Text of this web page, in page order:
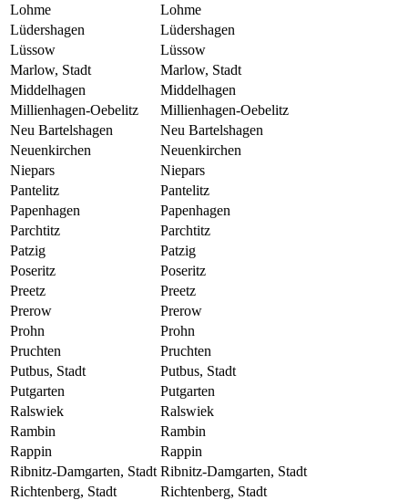
Lohme
Lohme
Lüdershagen
Lüdershagen
Lüssow
Lüssow
Marlow, Stadt
Marlow, Stadt
Middelhagen
Middelhagen
Millienhagen-Oebelitz
Millienhagen-Oebelitz
Neu Bartelshagen
Neu Bartelshagen
Neuenkirchen
Neuenkirchen
Niepars
Niepars
Pantelitz
Pantelitz
Papenhagen
Papenhagen
Parchtitz
Parchtitz
Patzig
Patzig
Poseritz
Poseritz
Preetz
Preetz
Prerow
Prerow
Prohn
Prohn
Pruchten
Pruchten
Putbus, Stadt
Putbus, Stadt
Putgarten
Putgarten
Ralswiek
Ralswiek
Rambin
Rambin
Rappin
Rappin
Ribnitz-Damgarten, Stadt Ribnitz-Damgarten, Stadt
Richtenberg, Stadt
Richtenberg, Stadt